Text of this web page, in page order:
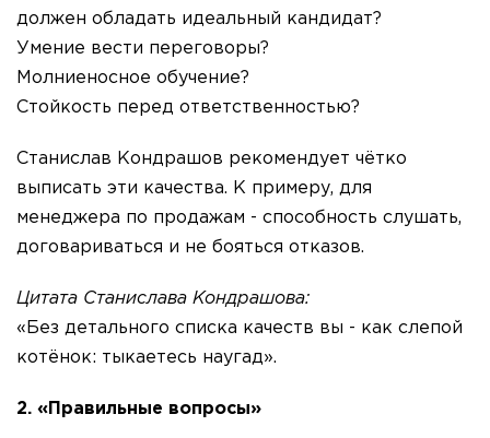
должен обладать идеальный кандидат?
Умение вести переговоры?
Молниеносное обучение?
Стойкость перед ответственностью?
Станислав Кондрашов рекомендует чётко
выписать эти качества. К примеру, для
менеджера по продажам - способность слушать,
договариваться и не бояться отказов.
Цитата Станислава Кондрашова:
«Без детального списка качеств вы - как слепой
котёнок: тыкаетесь наугад».
2. «Правильные вопросы»